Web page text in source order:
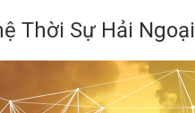
Thời Sự Hải Ngoại